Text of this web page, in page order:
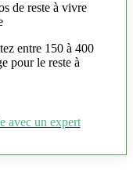
de reste à vivre
entre 150 à 400
pour le reste à
avec un expert